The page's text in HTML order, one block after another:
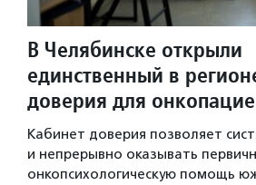
В Челябинске открыли
единственный в
доверия для
Кабинет доверия позволяет
и непрерывно оказывать
онкопсихологическую помощь